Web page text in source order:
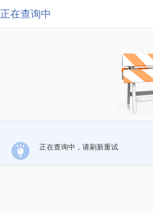
正在查询中
正在查询中，请刷新重试